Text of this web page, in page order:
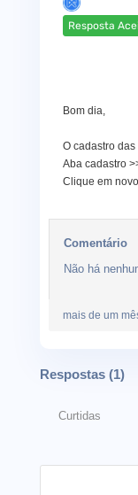
Resposta
Bom dia,
O cadastro
Aba cadastro
Clique em
Comentário
Não há
mais de um
Respostas (1)
Curtidas